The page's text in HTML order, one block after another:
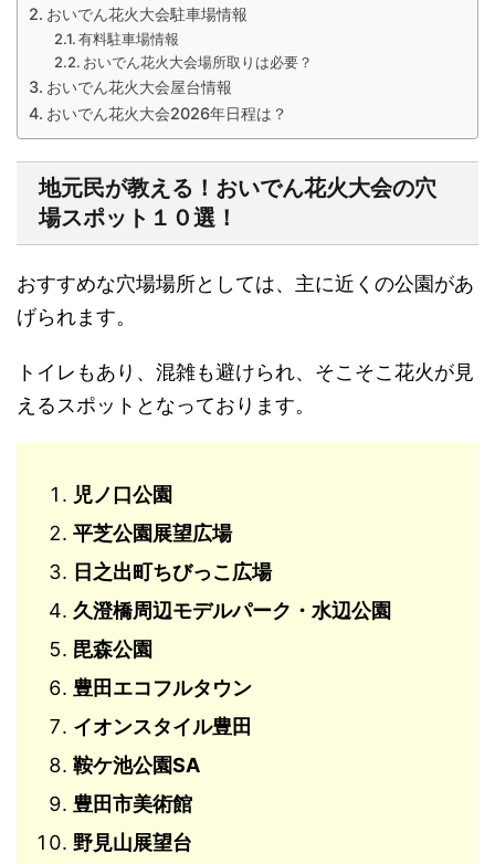
おいでん花火大会駐車場情報
有料駐車場情報
おいでん花火大会場所取りは必要？
おいでん花火大会屋台情報
おいでん花火大会2026年日程は？
地元民が教える！おいでん花火大会の穴
場スポット１０選！
おすすめな穴場場所としては、主に近くの公園があ
げられます。
トイレもあり、混雑も避けられ、そこそこ花火が見
えるスポットとなっております。
児ノ口公園
平芝公園展望広場
日之出町ちびっこ広場
久澄橋周辺モデルパーク・水辺公園
毘森公園
豊田エコフルタウン
イオンスタイル豊田
鞍ケ池公園SA
豊田市美術館
野見山展望台